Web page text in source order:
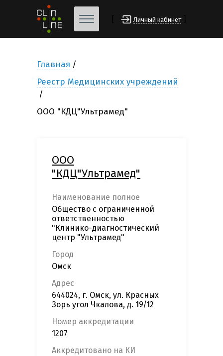
Личный кабинет
Главная
Реестр Медицинских учреждений
ООО "КДЦ"Ультрамед"
ООО
"КДЦ"Ультрамед"
Наименование полное
Общество с ограниченной
ответственностью
"Клинико-диагностический
центр "Ультрамед"
Город
Омск
Адрес
644024, г. Омск, ул. Красных
Зорь угол Чкалова, д. 19/12
Номер аккредитации
1207
Аккредитовано на КИ